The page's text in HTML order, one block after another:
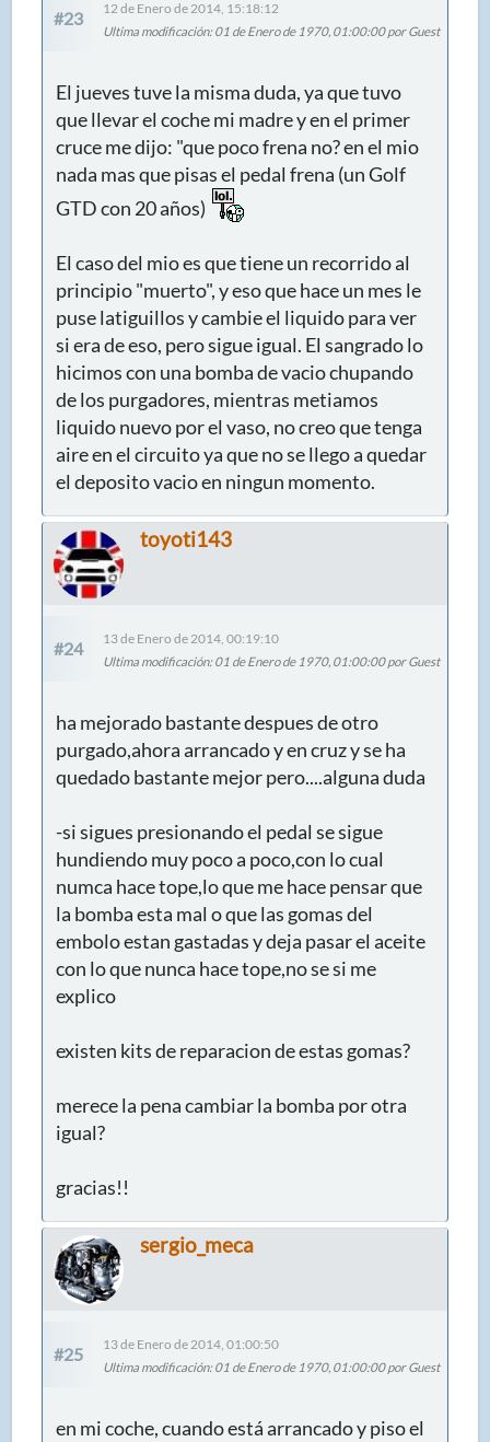
#23
12 de Enero de 2014, 15:18:12
Ultima modificación: 01 de Enero de 1970, 01:00:00 por Guest
El jueves tuve la misma duda, ya que tuvo
que llevar el coche mi madre y en el primer
cruce me dijo: "que poco frena no? en el mio
nada mas que pisas el pedal frena (un Golf
GTD con 20 años)
El caso del mio es que tiene un recorrido al
principio "muerto", y eso que hace un mes le
puse latiguillos y cambie el liquido para ver
si era de eso, pero sigue igual. El sangrado lo
hicimos con una bomba de vacio chupando
de los purgadores, mientras metiamos
liquido nuevo por el vaso, no creo que tenga
aire en el circuito ya que no se llego a quedar
el deposito vacio en ningun momento.
toyoti143
#24
13 de Enero de 2014, 00:19:10
Ultima modificación: 01 de Enero de 1970, 01:00:00 por Guest
ha mejorado bastante despues de otro
purgado,ahora arrancado y en cruz y se ha
quedado bastante mejor pero....alguna duda
-si sigues presionando el pedal se sigue
hundiendo muy poco a poco,con lo cual
numca hace tope,lo que me hace pensar que
la bomba esta mal o que las gomas del
embolo estan gastadas y deja pasar el aceite
con lo que nunca hace tope,no se si me
explico
existen kits de reparacion de estas gomas?
merece la pena cambiar la bomba por otra
igual?
gracias!!
sergio_meca
#25
13 de Enero de 2014, 01:00:50
Ultima modificación: 01 de Enero de 1970, 01:00:00 por Guest
en mi coche, cuando está arrancado y piso el